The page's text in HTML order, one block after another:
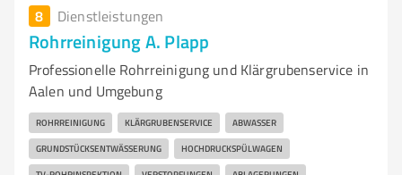
8 Dienstleistungen
Rohrreinigung A. Plapp
Professionelle Rohrreinigung und Klärgrubenservice in
Aalen und Umgebung
ROHRREINIGUNG KLÄRGRUBENSERVICE ABWASSER
GRUNDSTÜCKSENTWÄSSERUNG HOCHDRUCKSPÜLWAGEN